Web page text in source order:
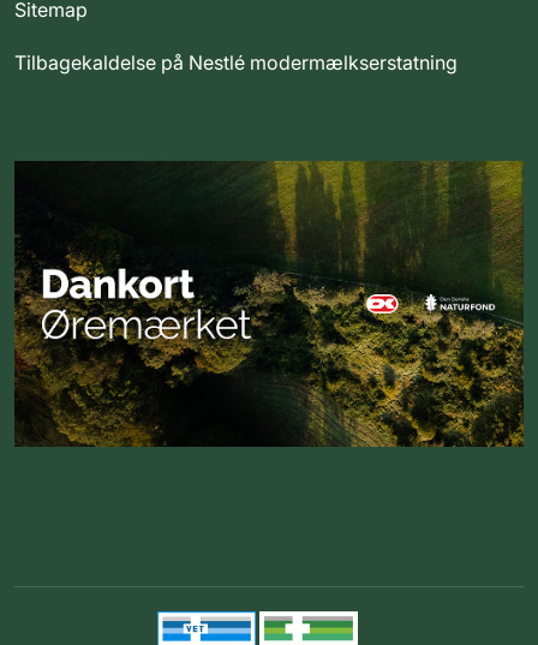
Sitemap
Tilbagekaldelse på Nestlé modermælkserstatning